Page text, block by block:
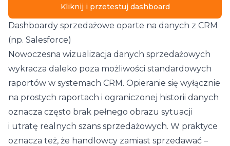
Kliknij i przetestuj dashboard
Dashboardy sprzedażowe oparte na danych z CRM
(np. Salesforce)
Nowoczesna wizualizacja danych sprzedażowych
wykracza daleko poza możliwości standardowych
raportów w systemach CRM. Opieranie się wyłącznie
na prostych raportach i ograniczonej historii danych
oznacza często brak pełnego obrazu sytuacji
i utratę realnych szans sprzedażowych. W praktyce
oznacza też, że handlowcy zamiast sprzedawać –